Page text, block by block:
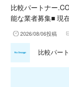
比較パートナー
能な業者募集■ 現
稲沢市 ※受任後、
■ 依頼日 2026
容 民家解体工事
いつでも 案件に
2026/08/06投稿
比較パー